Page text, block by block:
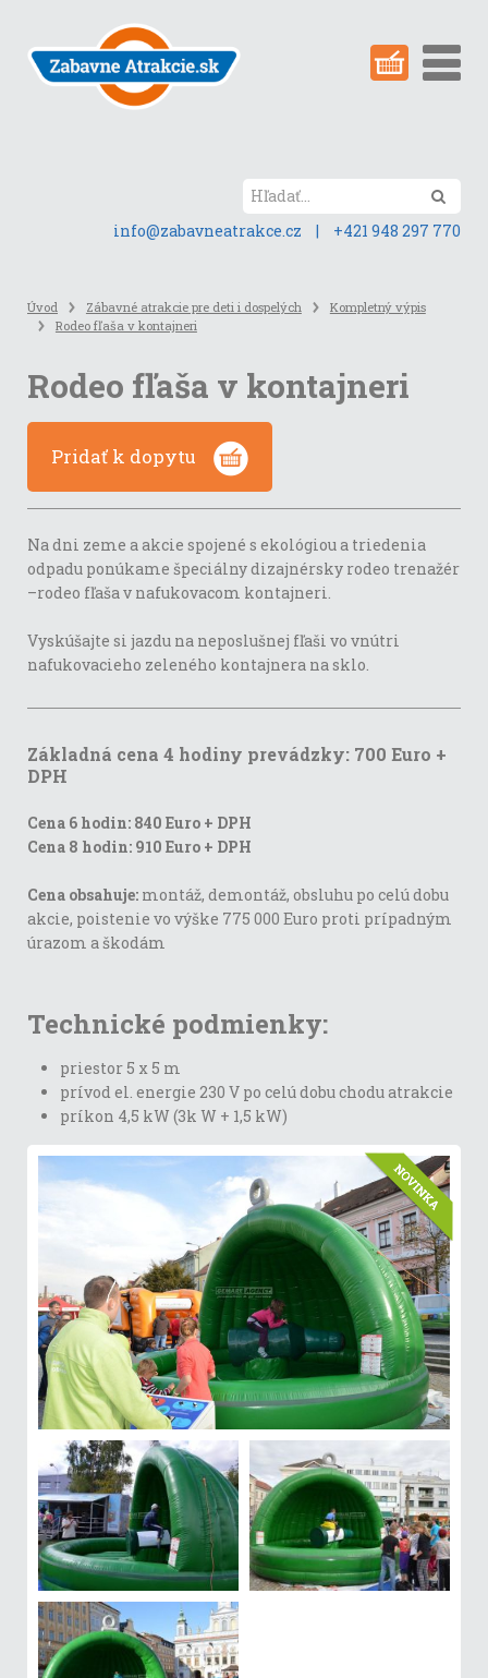
obsah
stránky
info@zabavneatrakce.cz
| +421 948 297 770
Úvod Zábavné atrakcie pre deti i dospelých
Kompletný výpis
Rodeo fľaša v kontajneri
Rodeo fľaša v kontajneri
Pridať k dopytu
Na dni zeme a akcie spojené s ekológiou a triedenia
odpadu ponúkame špeciálny dizajnérsky rodeo trenažér
–rodeo fľaša v nafukovacom kontajneri.
Vyskúšajte si jazdu na neposlušnej fľaši vo vnútri
nafukovacieho zeleného kontajnera na sklo.
Základná cena 4 hodiny prevádzky: 700 Euro +
DPH
Cena 6 hodin: 840 Euro + DPH
Cena 8 hodin: 910 Euro + DPH
Cena obsahuje: montáž, demontáž, obsluhu po celú dobu
akcie, poistenie vo výške 775 000 Euro proti prípadným
úrazom a škodám
Technické podmienky:
priestor 5 x 5 m
prívod el. energie 230 V po celú dobu chodu atrakcie
príkon 4,5 kW (3k W + 1,5 kW)